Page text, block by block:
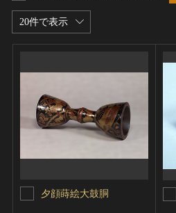
20件で表示
夕顔蒔絵大鼓胴